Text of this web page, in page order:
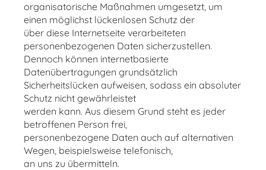
organisatorische Maßnahmen umgesetzt, um
einen möglichst lückenlosen Schutz der
über diese Internetseite verarbeiteten
personenbezogenen Daten sicherzustellen.
Dennoch können internetbasierte
Datenübertragungen grundsätzlich
Sicherheitslücken aufweisen, sodass ein absoluter
Schutz nicht gewährleistet
werden kann. Aus diesem Grund steht es jeder
betroffenen Person frei,
personenbezogene Daten auch auf alternativen
Wegen, beispielsweise telefonisch,
an uns zu übermitteln.